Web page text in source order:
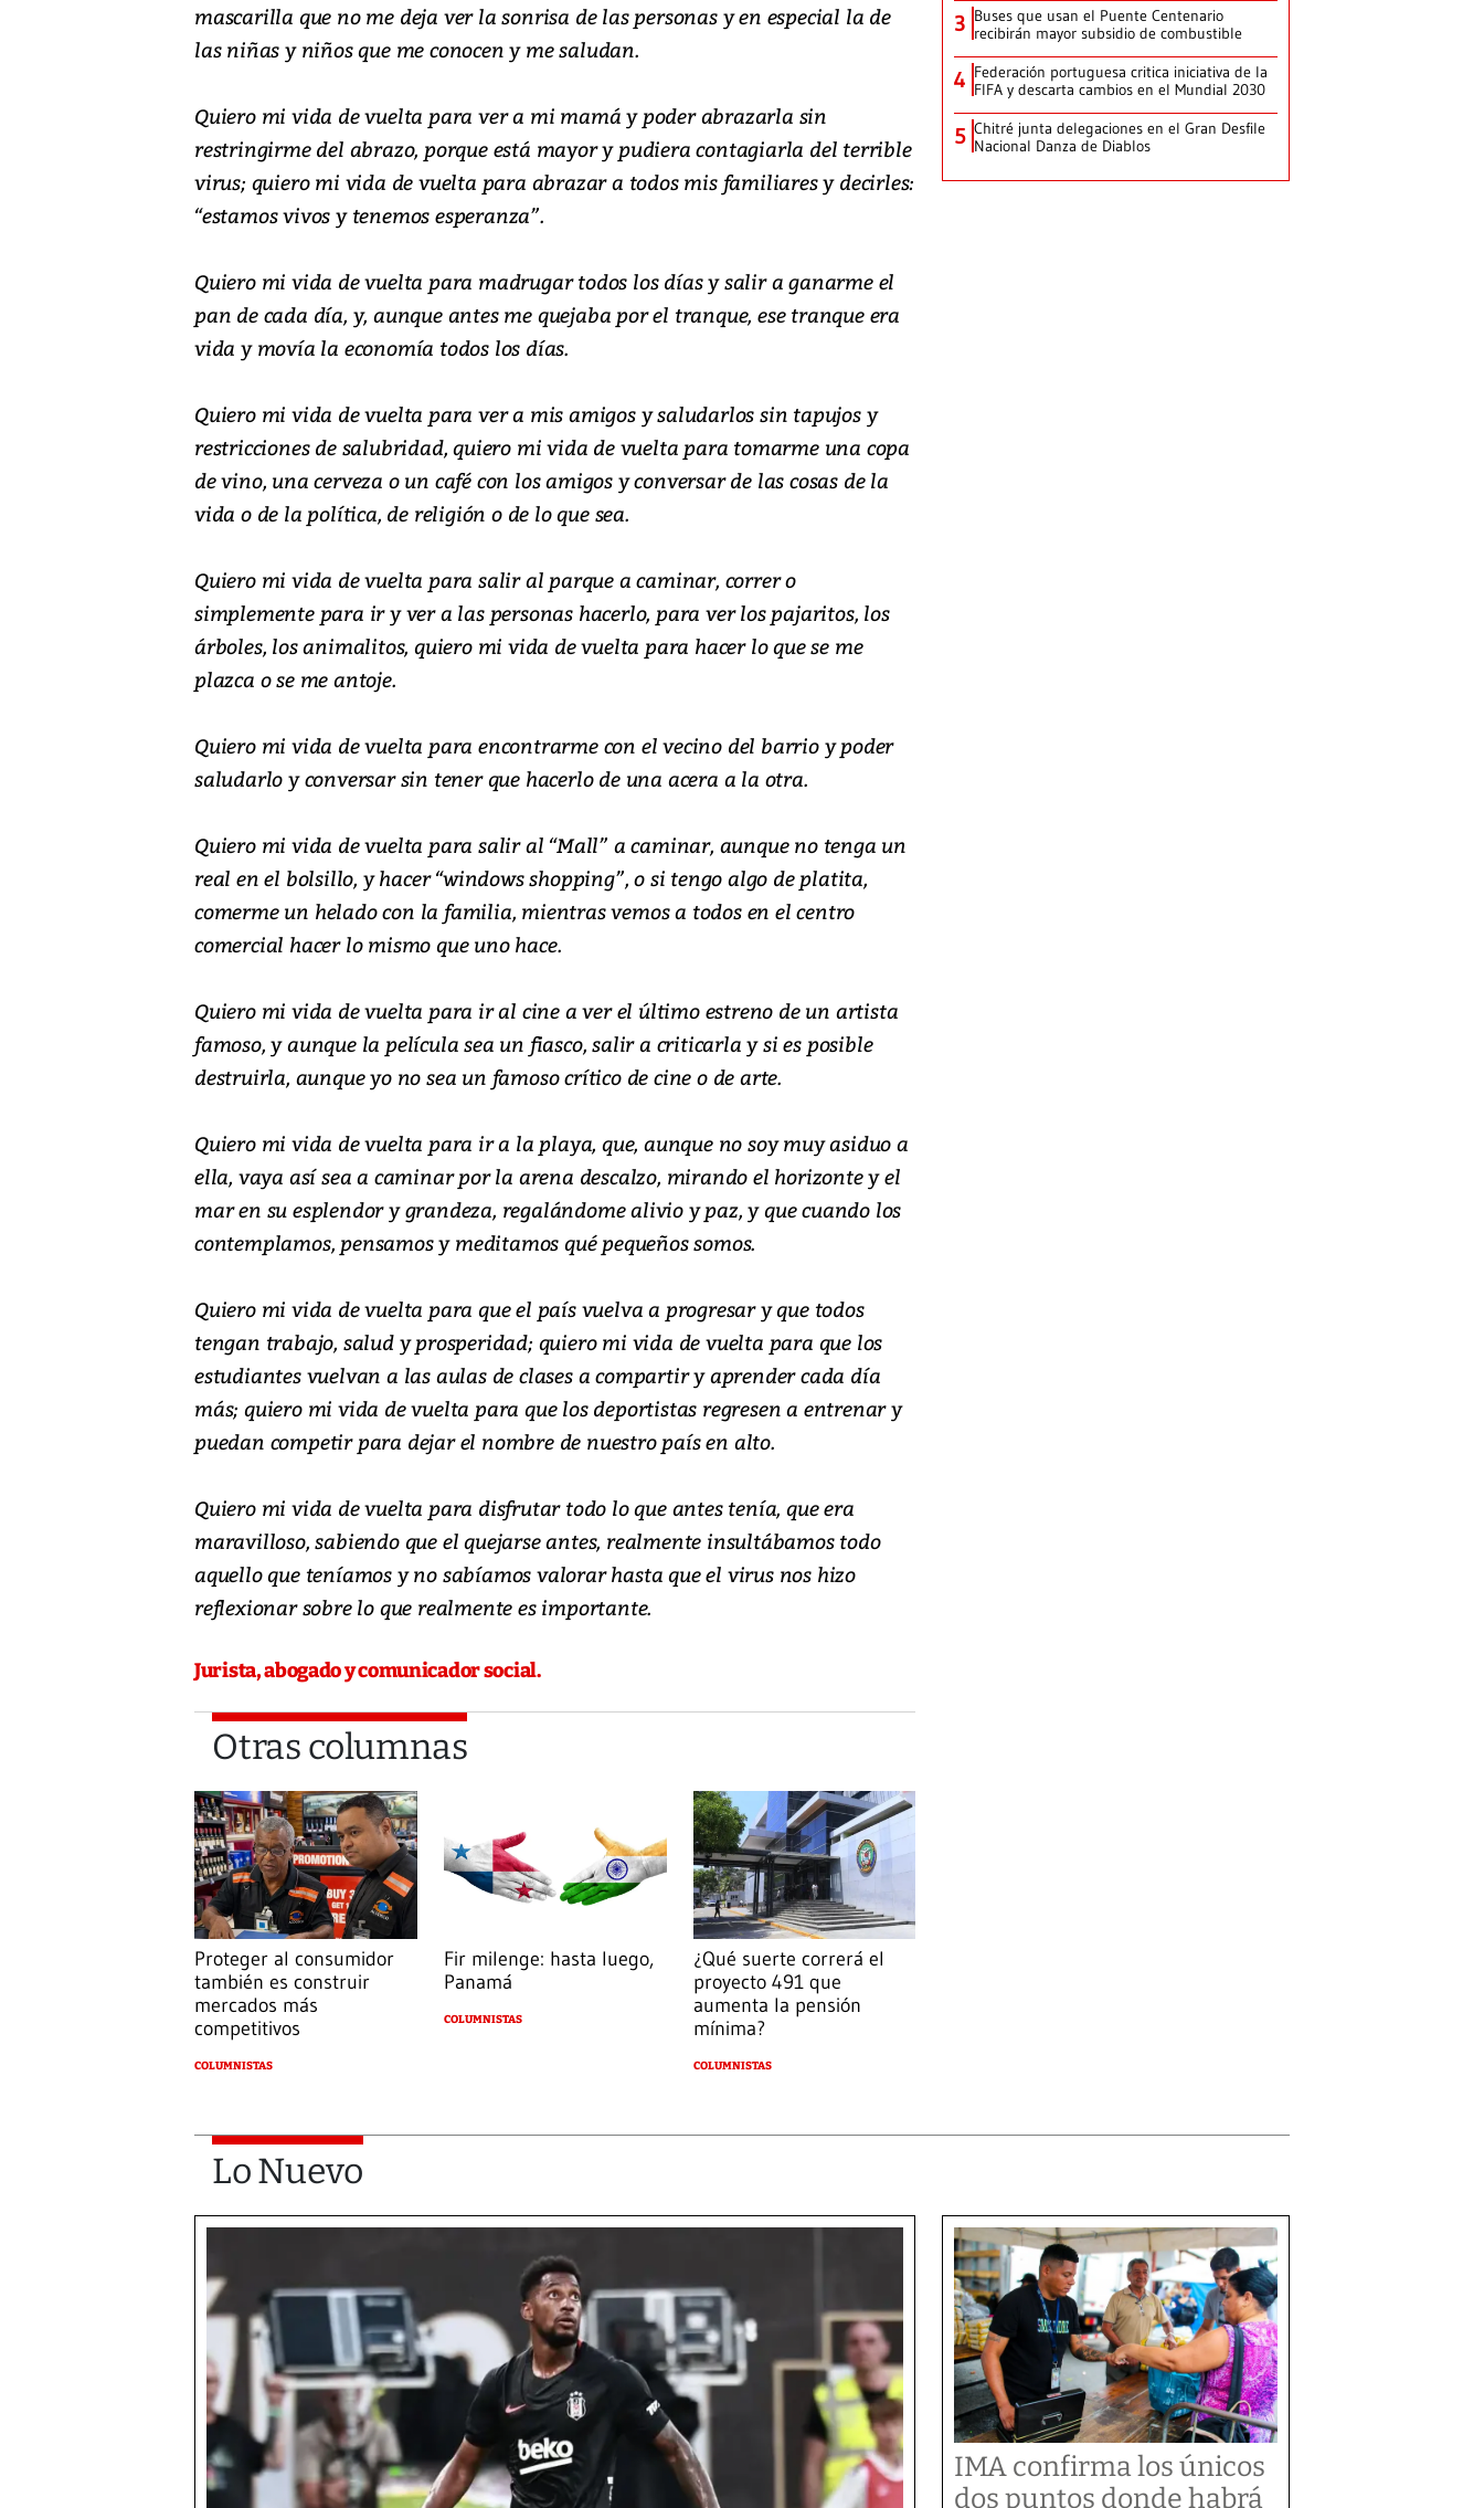
mascarilla que no me deja ver la sonrisa de las personas y en especial la de
las niñas y niños que me conocen y me saludan.
Quiero mi vida de vuelta para ver a mi mamá y poder abrazarla sin
restringirme del abrazo, porque está mayor y pudiera contagiarla del terrible
virus; quiero mi vida de vuelta para abrazar a todos mis familiares y decirles:
“estamos vivos y tenemos esperanza”.
Quiero mi vida de vuelta para madrugar todos los días y salir a ganarme el
pan de cada día, y, aunque antes me quejaba por el tranque, ese tranque era
vida y movía la economía todos los días.
Quiero mi vida de vuelta para ver a mis amigos y saludarlos sin tapujos y
restricciones de salubridad, quiero mi vida de vuelta para tomarme una copa
de vino, una cerveza o un café con los amigos y conversar de las cosas de la
vida o de la política, de religión o de lo que sea.
Quiero mi vida de vuelta para salir al parque a caminar, correr o
simplemente para ir y ver a las personas hacerlo, para ver los pajaritos, los
árboles, los animalitos, quiero mi vida de vuelta para hacer lo que se me
plazca o se me antoje.
Quiero mi vida de vuelta para encontrarme con el vecino del barrio y poder
saludarlo y conversar sin tener que hacerlo de una acera a la otra.
Quiero mi vida de vuelta para salir al “Mall” a caminar, aunque no tenga un
real en el bolsillo, y hacer “windows shopping”, o si tengo algo de platita,
comerme un helado con la familia, mientras vemos a todos en el centro
comercial hacer lo mismo que uno hace.
Quiero mi vida de vuelta para ir al cine a ver el último estreno de un artista
famoso, y aunque la película sea un fiasco, salir a criticarla y si es posible
destruirla, aunque yo no sea un famoso crítico de cine o de arte.
Quiero mi vida de vuelta para ir a la playa, que, aunque no soy muy asiduo a
ella, vaya así sea a caminar por la arena descalzo, mirando el horizonte y el
mar en su esplendor y grandeza, regalándome alivio y paz, y que cuando los
contemplamos, pensamos y meditamos qué pequeños somos.
Quiero mi vida de vuelta para que el país vuelva a progresar y que todos
tengan trabajo, salud y prosperidad; quiero mi vida de vuelta para que los
estudiantes vuelvan a las aulas de clases a compartir y aprender cada día
más; quiero mi vida de vuelta para que los deportistas regresen a entrenar y
puedan competir para dejar el nombre de nuestro país en alto.
Quiero mi vida de vuelta para disfrutar todo lo que antes tenía, que era
maravilloso, sabiendo que el quejarse antes, realmente insultábamos todo
aquello que teníamos y no sabíamos valorar hasta que el virus nos hizo
reflexionar sobre lo que realmente es importante.
Jurista, abogado y comunicador social.
Otras columnas
Proteger al consumidor
también es construir
mercados más
competitivos
COLUMNISTAS
Fir milenge: hasta luego,
Panamá
COLUMNISTAS
¿Qué suerte correrá el
proyecto 491 que
aumenta la pensión
mínima?
COLUMNISTAS
3 Buses que usan el Puente Centenario
recibirán mayor subsidio de combustible
4 Federación portuguesa critica iniciativa de la
FIFA y descarta cambios en el Mundial 2030
5 Chitré junta delegaciones en el Gran Desfile
Nacional Danza de Diablos
Lo Nuevo
IMA confirma los únicos
dos puntos donde habrá